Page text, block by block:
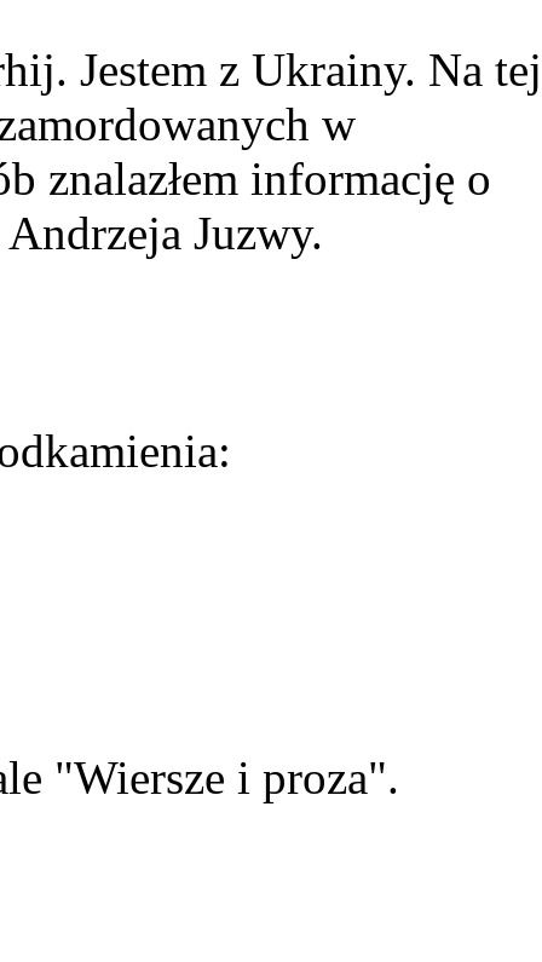
Jestem z Ukrainy. Na tej
w
znalazłem informację o
Juzwy.
"Wiersze i proza".